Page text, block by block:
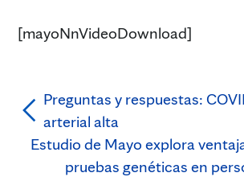
[mayoNnVideoDownload]
Preguntas y respuestas:
arterial alta
Estudio de Mayo explora
pruebas genéticas en